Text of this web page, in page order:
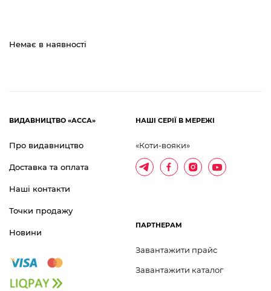
Немає в наявності
ВИДАВНИЦТВО «АССА»
Про видавництво
Доставка та оплата
Наші контакти
Точки продажу
Новини
НАШІ СЕРІЇ В МЕРЕЖІ
«Коти-вояки»
ПАРТНЕРАМ
Завантажити прайс
Завантажити каталог